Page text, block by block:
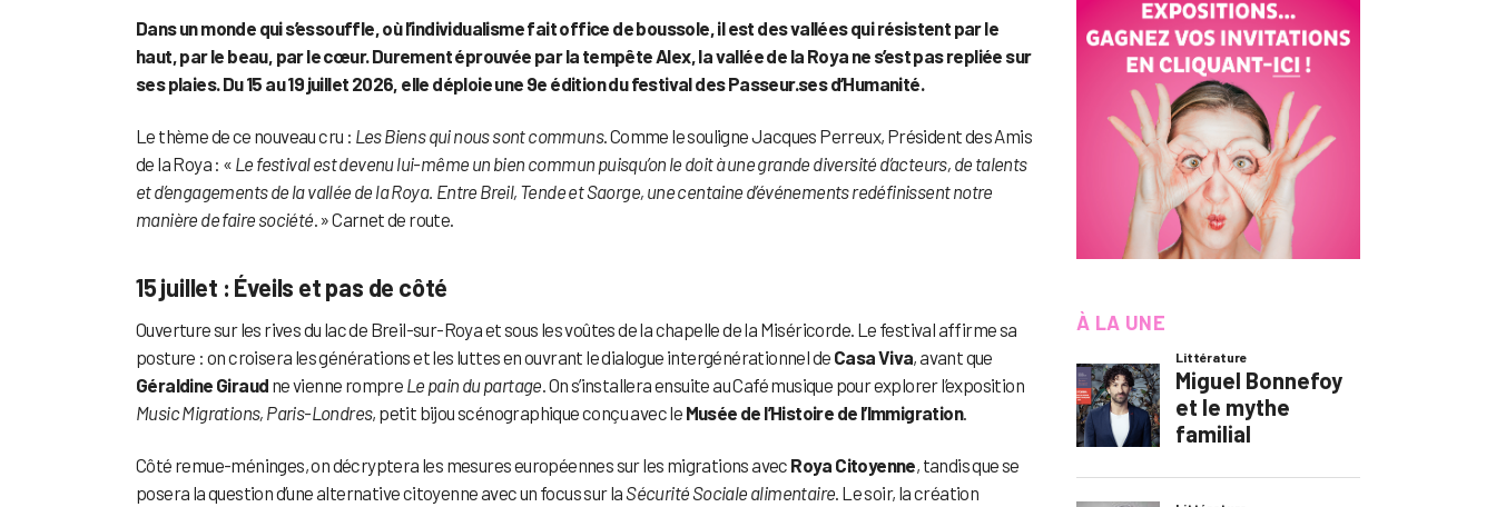
Dans un monde qui s’essouffle, où l’individualisme fait office de boussole, il est des vallées qui résistent par le
haut, par le beau, par le cœur. Durement éprouvée par la tempête Alex, la vallée de la Roya ne s’est pas repliée sur
ses plaies. Du 15 au 19 juillet 2026, elle déploie une 9e édition du festival des Passeur.ses d’Humanité.
Le thème de ce nouveau cru : Les Biens qui nous sont communs. Comme le souligne Jacques Perreux, Président des Amis
de la Roya : « Le festival est devenu lui-même un bien commun puisqu’on le doit à une grande diversité d’acteurs, de talents
et d’engagements de la vallée de la Roya. Entre Breil, Tende et Saorge, une centaine d’événements redéfinissent notre
manière de faire société . » Carnet de route.
15 juillet : Éveils et pas de côté
Ouverture sur les rives du lac de Breil-sur-Roya et sous les voûtes de la chapelle de la Miséricorde. Le festival affirme sa
posture : on croisera les générations et les luttes en ouvrant le dialogue intergénérationnel de Casa Viva, avant que
Géraldine Giraud ne vienne rompre Le pain du partage . On s’installera ensuite au Café musique pour explorer l’exposition
Music Migrations, Paris-Londres, petit bijou scénographique conçu avec le Musée de l’Histoire de l’Immigration.
Côté remue-méninges, on décryptera les mesures européennes sur les migrations avec Roya Citoyenne, tandis que se
posera la question d’une alternative citoyenne avec un focus sur la Sécurité Sociale alimentaire . Le soir, la création
À LA UNE